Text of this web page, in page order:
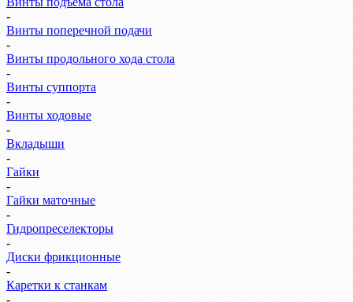
-
Винты поперечной подачи
-
Винты продольного хода стола
-
Винты суппорта
-
Винты ходовые
-
Вкладыши
-
Гайки
-
Гайки маточные
-
Гидропреселекторы
-
Диски фрикционные
-
Каретки к станкам
-